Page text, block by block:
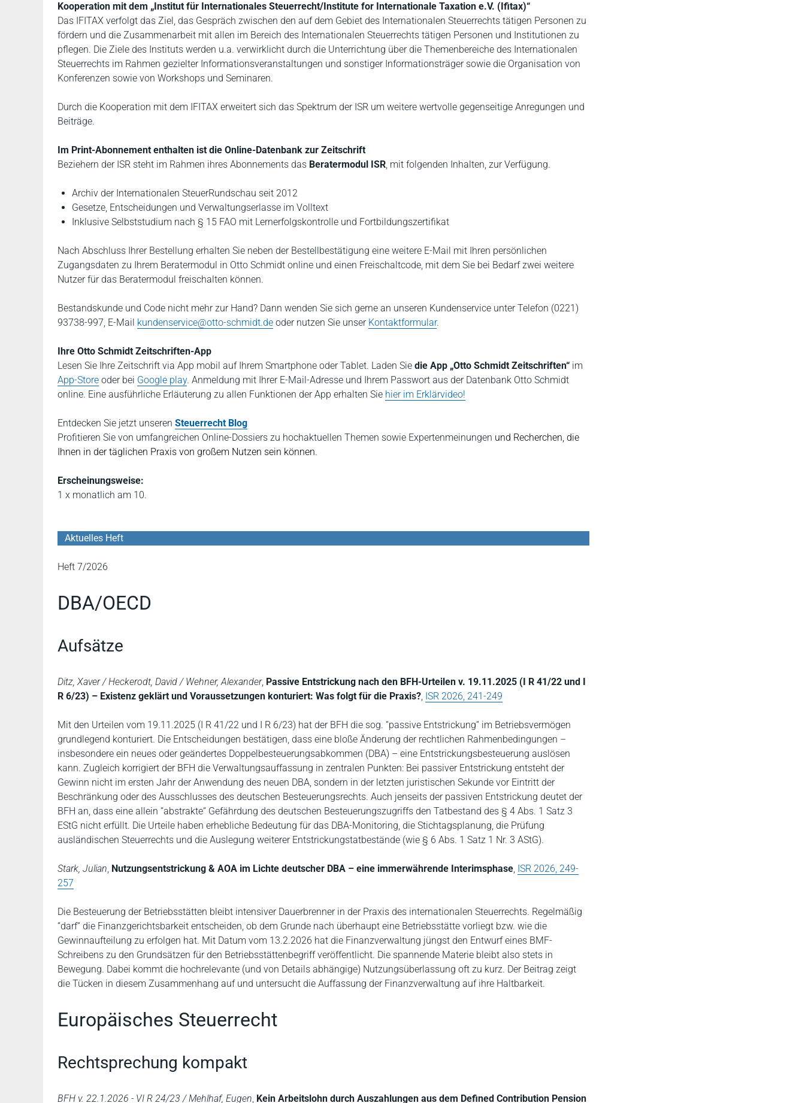
Kooperation mit dem „Institut für Internationales Steuerrecht/Institute for Internationale Taxation e.V. (Ifitax)“
Das IFITAX verfolgt das Ziel, das Gespräch zwischen den auf dem Gebiet des Internationalen Steuerrechts tätigen Personen zu
fördern und die Zusammenarbeit mit allen im Bereich des Internationalen Steuerrechts tätigen Personen und Institutionen zu
pflegen. Die Ziele des Instituts werden u.a. verwirklicht durch die Unterrichtung über die Themenbereiche des Internationalen
Steuerrechts im Rahmen gezielter Informationsveranstaltungen und sonstiger Informationsträger sowie die Organisation von
Konferenzen sowie von Workshops und Seminaren.
Durch die Kooperation mit dem IFITAX erweitert sich das Spektrum der ISR um weitere wertvolle gegenseitige Anregungen und
Beiträge.
Im Print-Abonnement enthalten ist die Online-Datenbank zur Zeitschrift
Beziehern der ISR steht im Rahmen ihres Abonnements das Beratermodul ISR, mit folgenden Inhalten, zur Verfügung.
Archiv der Internationalen SteuerRundschau seit 2012
Gesetze, Entscheidungen und Verwaltungserlasse im Volltext
Inklusive Selbststudium nach § 15 FAO mit Lernerfolgskontrolle und Fortbildungszertifikat
Nach Abschluss Ihrer Bestellung erhalten Sie neben der Bestellbestätigung eine weitere E-Mail mit Ihren persönlichen
Zugangsdaten zu Ihrem Beratermodul in Otto Schmidt online und einen Freischaltcode, mit dem Sie bei Bedarf zwei weitere
Nutzer für das Beratermodul freischalten können.
Bestandskunde und Code nicht mehr zur Hand? Dann wenden Sie sich gerne an unseren Kundenservice unter Telefon (0221)
93738-997, E-Mail kundenservice@otto-schmidt.de oder nutzen Sie unser Kontaktformular.
Ihre Otto Schmidt Zeitschriften-App
Lesen Sie Ihre Zeitschrift via App mobil auf Ihrem Smartphone oder Tablet. Laden Sie die App „Otto Schmidt Zeitschriften“ im
App-Store oder bei Google play. Anmeldung mit Ihrer E-Mail-Adresse und Ihrem Passwort aus der Datenbank Otto Schmidt
online. Eine ausführliche Erläuterung zu allen Funktionen der App erhalten Sie hier im Erklärvideo!
Entdecken Sie jetzt unseren Steuerrecht Blog
Profitieren Sie von umfangreichen Online-Dossiers zu hochaktuellen Themen sowie Expertenmeinungen und Recherchen, die
Ihnen in der täglichen Praxis von großem Nutzen sein können.
Erscheinungsweise:
1 x monatlich am 10.
Aktuelles Heft
Heft 7/2026
DBA/OECD
Aufsätze
Ditz, Xaver / Heckerodt, David / Wehner, Alexander, Passive Entstrickung nach den BFH-Urteilen v. 19.11.2025 (I R 41/22 und I
R 6/23) – Existenz geklärt und Voraussetzungen konturiert: Was folgt für die Praxis?, ISR 2026, 241-249
Mit den Urteilen vom 19.11.2025 (I R 41/22 und I R 6/23) hat der BFH die sog. “passive Entstrickung“ im Betriebsvermögen
grundlegend konturiert. Die Entscheidungen bestätigen, dass eine bloße Änderung der rechtlichen Rahmenbedingungen –
insbesondere ein neues oder geändertes Doppelbesteuerungsabkommen (DBA) – eine Entstrickungsbesteuerung auslösen
kann. Zugleich korrigiert der BFH die Verwaltungsauffassung in zentralen Punkten: Bei passiver Entstrickung entsteht der
Gewinn nicht im ersten Jahr der Anwendung des neuen DBA, sondern in der letzten juristischen Sekunde vor Eintritt der
Beschränkung oder des Ausschlusses des deutschen Besteuerungsrechts. Auch jenseits der passiven Entstrickung deutet der
BFH an, dass eine allein “abstrakte“ Gefährdung des deutschen Besteuerungszugriffs den Tatbestand des § 4 Abs. 1 Satz 3
EStG nicht erfüllt. Die Urteile haben erhebliche Bedeutung für das DBA-Monitoring, die Stichtagsplanung, die Prüfung
ausländischen Steuerrechts und die Auslegung weiterer Entstrickungstatbestände (wie § 6 Abs. 1 Satz 1 Nr. 3 AStG).
Stark, Julian, Nutzungsentstrickung & AOA im Lichte deutscher DBA – eine immerwährende Interimsphase, ISR 2026, 249-
257
Die Besteuerung der Betriebsstätten bleibt intensiver Dauerbrenner in der Praxis des internationalen Steuerrechts. Regelmäßig
“darf“ die Finanzgerichtsbarkeit entscheiden, ob dem Grunde nach überhaupt eine Betriebsstätte vorliegt bzw. wie die
Gewinnaufteilung zu erfolgen hat. Mit Datum vom 13.2.2026 hat die Finanzverwaltung jüngst den Entwurf eines BMF-
Schreibens zu den Grundsätzen für den Betriebsstättenbegriff veröffentlicht. Die spannende Materie bleibt also stets in
Bewegung. Dabei kommt die hochrelevante (und von Details abhängige) Nutzungsüberlassung oft zu kurz. Der Beitrag zeigt
die Tücken in diesem Zusammenhang auf und untersucht die Auffassung der Finanzverwaltung auf ihre Haltbarkeit.
Europäisches Steuerrecht
Rechtsprechung kompakt
BFH v. 22.1.2026 - VI R 24/23 / Mehlhaf, Eugen, Kein Arbeitslohn durch Auszahlungen aus dem Defined Contribution Pension